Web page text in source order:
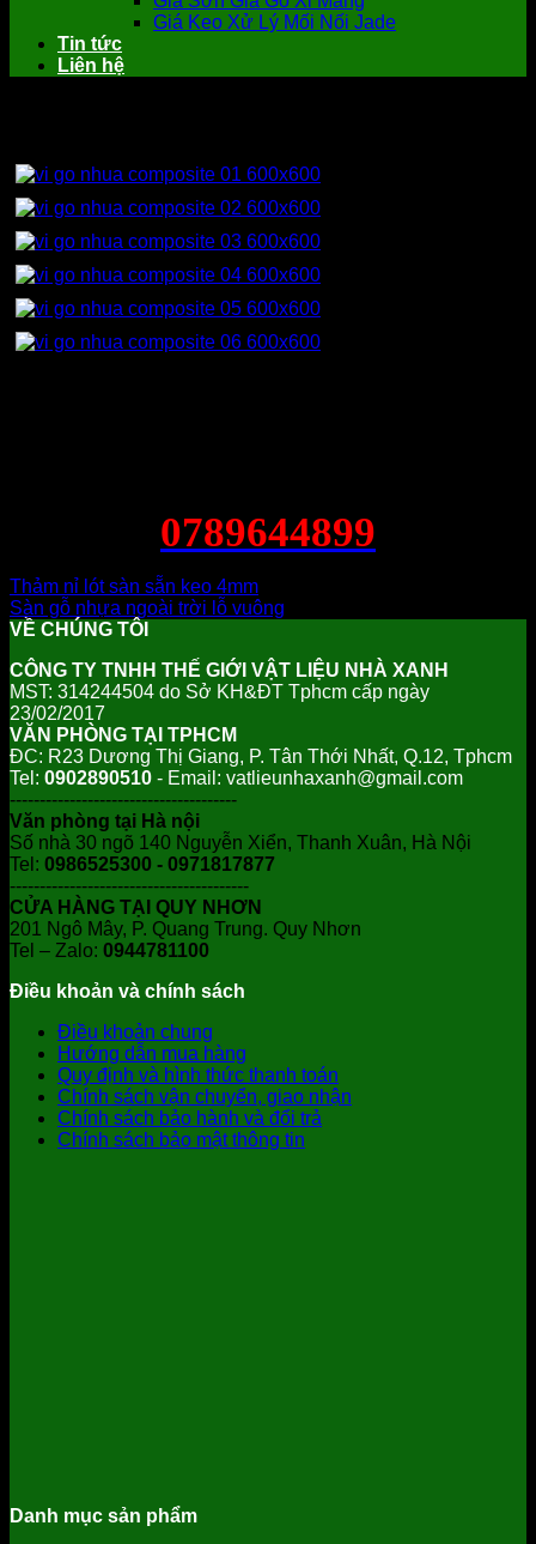
Giá Keo Xử Lý Mối Nối Jade
Tin tức
Liên hệ
0789644899
Thảm nỉ lót sàn sẵn keo 4mm
Sàn gỗ nhựa ngoài trời lỗ vuông
VỀ CHÚNG TÔI
CÔNG TY TNHH THẾ GIỚI VẬT LIỆU NHÀ XANH
MST: 314244504 do Sở KH&ĐT Tphcm cấp ngày
23/02/2017
VĂN PHÒNG TẠI TPHCM
ĐC: R23 Dương Thị Giang, P. Tân Thới Nhất, Q.12, Tphcm
Tel: 0902890510 - Email: vatlieunhaxanh@gmail.com
--------------------------------------
Văn phòng tại Hà nội
Số nhà 30 ngõ 140 Nguyễn Xiển, Thanh Xuân, Hà Nội
Tel: 0986525300 - 0971817877
----------------------------------------
CỬA HÀNG TẠI QUY NHƠN
201 Ngô Mây, P. Quang Trung. Quy Nhơn
Tel – Zalo: 0944781100
Điều khoản và chính sách
Điều khoản chung
Hướng dẫn mua hàng
Quy định và hình thức thanh toán
Chính sách vận chuyển, giao nhận
Chính sách bảo hành và đổi trả
Chính sách bảo mật thông tin
Danh mục sản phẩm